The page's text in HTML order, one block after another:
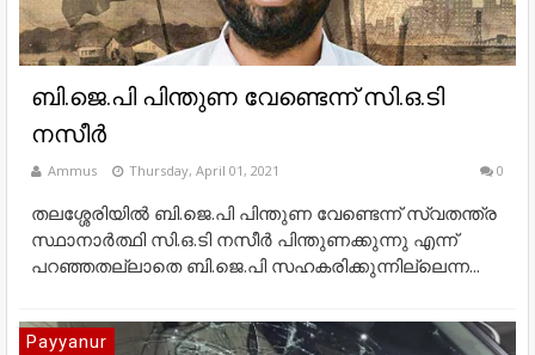
ബി.ജെ.പി പിന്തുണ വേണ്ടെന്ന് സി.ഒ.ടി
നസീർ
Ammus Thursday, April 01, 2021 0
തലശ്ശേരിയിൽ ബി.ജെ.പി പിന്തുണ വേണ്ടെന്ന് സ്വതന്ത്ര
സ്ഥാനാർത്ഥി സി.ഒ.ടി നസീർ പിന്തുണക്കുന്നു എന്ന്
പറഞ്ഞതല്ലാതെ ബി.ജെ.പി സഹകരിക്കുന്നില്ലെന്ന...
Payyanur